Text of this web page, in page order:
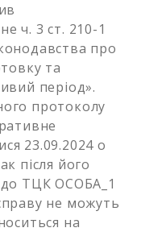
ч. 3 ст. 210-1
про
та
період».
протоколу
23.09.2024 о
після його
до ТЦК ОСОБА_1
не можуть
на